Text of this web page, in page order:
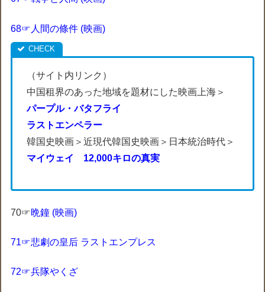
68☞人間の條件 (映画)
（サイト内リンク）
中国租界のあった地域を題材にした映画上海＞
パープル・バタフライ
ラストエンペラー
韓国史映画＞近現代韓国史映画＞日本統治時代＞
マイウェイ 12,000キロの真実
70☞晩鐘 (映画)
71☞悲劇の皇后 ラストエンプレス
72☞兵隊やくざ